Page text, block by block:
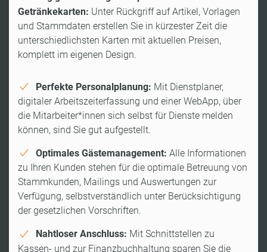
Getränkekarten: Unter Rückgriff auf Artikel, Vorlagen
und Stammdaten erstellen Sie in kürzester Zeit die
unterschiedlichsten Karten mit aktuellen Preisen,
komplett im eigenen Design.
Perfekte Personalplanung: Mit Dienstplaner,
digitaler Arbeitszeiterfassung und einer WebApp, über
die Mitarbeiter*innen sich selbst für Dienste melden
können, sind Sie gut aufgestellt.
Optimales Gästemanagement: Alle Informationen
zu Ihren Kunden stehen für die optimale Betreuung von
Stammkunden, Mailings und Auswertungen zur
Verfügung, selbstverständlich unter Berücksichtigung
der gesetzlichen Vorschriften.
Nahtloser Anschluss: Mit Schnittstellen zu
Kassen- und zur Finanzbuchhaltung sparen Sie die